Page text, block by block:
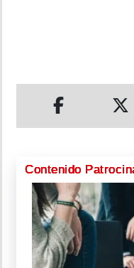
Contenido